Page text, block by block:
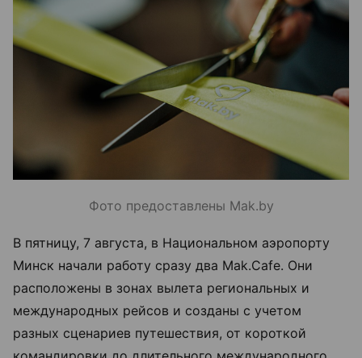
Фото предоставлены Mak.by
В пятницу, 7 августа, в Национальном аэропорту
Минск начали работу сразу два Mak.Cafe. Они
расположены в зонах вылета региональных и
международных рейсов и созданы с учетом
разных сценариев путешествия, от короткой